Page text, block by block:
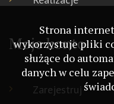
Moje konto
Zarejestruj
Strona
wykorzystuje pliki
służące do
danych w celu